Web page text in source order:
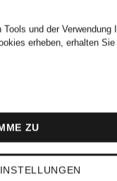
und der Verwendung
erheben, erhalten
ZU